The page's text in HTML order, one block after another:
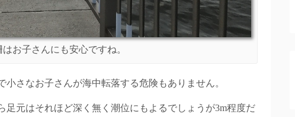
お子さんにも安心ですね。
さなお子さんが海中転落する危険もありません。
元はそれほど深く無く潮位にもよるでしょうが3m程度だ